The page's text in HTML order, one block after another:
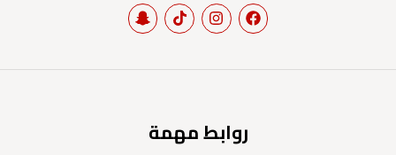
روابط مهمة